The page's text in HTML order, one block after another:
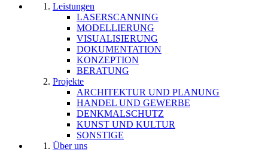
Leistungen
LASERSCANNING
MODELLIERUNG
VISUALISIERUNG
DOKUMENTATION
KONZEPTION
BERATUNG
Projekte
ARCHITEKTUR UND PLANUNG
HANDEL UND GEWERBE
DENKMALSCHUTZ
KUNST UND KULTUR
SONSTIGE
Über uns